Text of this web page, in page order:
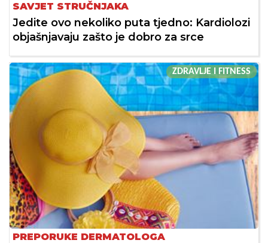
SAVJET STRUČNJAKA
Jedite ovo nekoliko puta tjedno: Kardiolozi
objašnjavaju zašto je dobro za srce
ZDRAVLJE I FITNESS
PREPORUKE DERMATOLOGA